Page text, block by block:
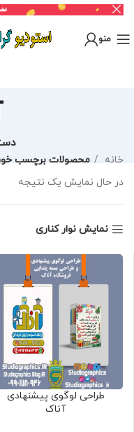
منو
خانه
محصولات برچسب
در حال نمایش یک نتیجه
نمایش نوار کناری
طراحی لوگوی پیشنهادی
آناک